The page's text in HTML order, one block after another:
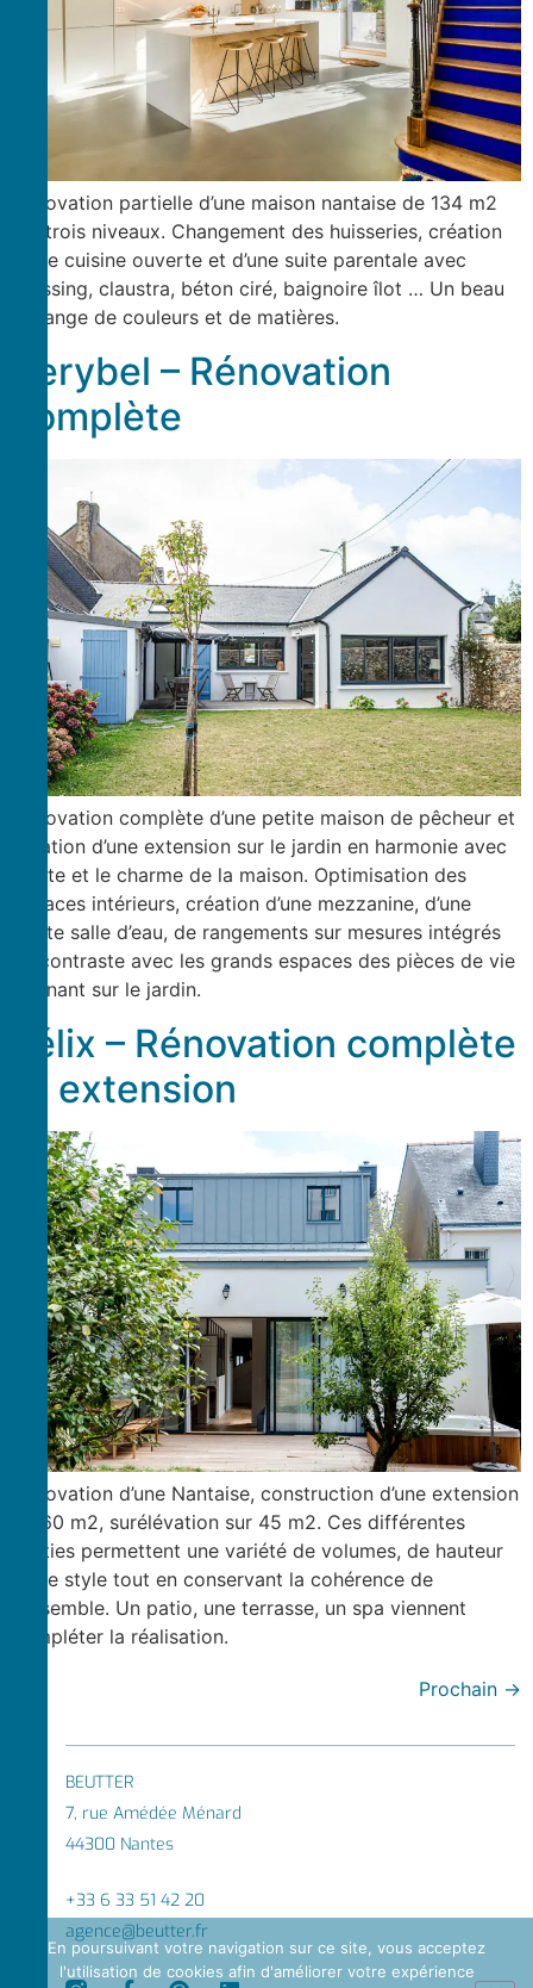
Rénovation partielle d’une maison nantaise de 134 m2
sur trois niveaux. Changement des huisseries, création
d’une cuisine ouverte et d’une suite parentale avec
dressing, claustra, béton ciré, baignoire îlot … Un beau
mélange de couleurs et de matières.
Kerybel – Rénovation
complète
Rénovation complète d’une petite maison de pêcheur et
création d’une extension sur le jardin en harmonie avec
le site et le charme de la maison. Optimisation des
espaces intérieurs, création d’une mezzanine, d’une
petite salle d’eau, de rangements sur mesures intégrés
en contraste avec les grands espaces des pièces de vie
donnant sur le jardin.
Félix – Rénovation complète
et extension
Rénovation d’une Nantaise, construction d’une extension
de 60 m2, surélévation sur 45 m2. Ces différentes
parties permettent une variété de volumes, de hauteur
et de style tout en conservant la cohérence de
l’ensemble. Un patio, une terrasse, un spa viennent
compléter la réalisation.
Prochain →
BEUTTER
7, rue Amédée Ménard
44300 Nantes
+33 6 33 51 42 20
agence@beutter.fr
En poursuivant votre navigation sur ce site, vous acceptez
l'utilisation de cookies afin d'améliorer votre expérience